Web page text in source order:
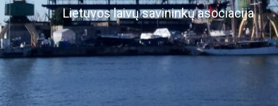
Lietuvos laivų savininkų asociacija